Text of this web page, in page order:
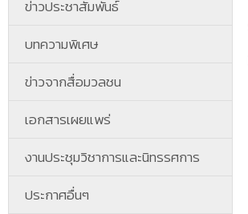
ข่าวประชาสัมพันธ์
บทความพิเศษ
ข่าวจากสื่อมวลชน
เอกสารเผยแพร่
งานประชุมวิชาการและนิทรรศการ
ประกาศอื่นๆ